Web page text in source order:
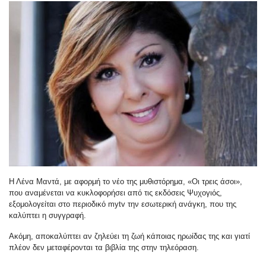
Η Λένα Μαντά, με αφορμή το νέο της μυθιστόρημα, «Οι τρεις άσοι»,
που αναμένεται να κυκλοφορήσει από τις εκδόσεις Ψυχογιός,
εξομολογείται στο περιοδικό mytv την εσωτερική ανάγκη, που της
καλύπτει η συγγραφή.
Ακόμη, αποκαλύπτει αν ζηλεύει τη ζωή κάποιας ηρωίδας της και γιατί
πλέον δεν μεταφέρονται τα βιβλία της στην τηλεόραση.